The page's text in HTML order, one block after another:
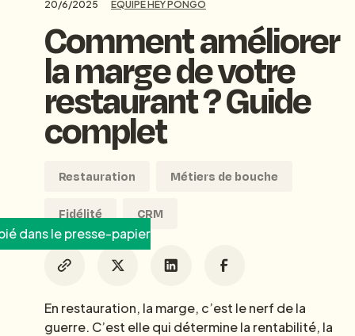
20/6/2025 EQUIPE HEY PONGO
Comment améliorer
la marge de votre
restaurant ? Guide
complet
Restauration Métiers de bouche
Fidélité
CRM
dans le presse-papier
En restauration, la marge, c’est le nerf de la
guerre. C’est elle qui détermine la rentabilité, la